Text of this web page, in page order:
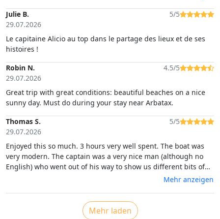
Julie B.
29.07.2026
5/5
Le capitaine Alicio au top dans le partage des lieux et de ses
histoires !
Robin N.
29.07.2026
4.5/5
Great trip with great conditions: beautiful beaches on a nice
sunny day. Must do during your stay near Arbatax.
Thomas S.
29.07.2026
5/5
Enjoyed this so much. 3 hours very well spent. The boat was
very modern. The captain was a very nice man (although no
English) who went out of his way to show us different bits of
the coast. And the scenery just stunning. ThoroughlyMehr anzeigen
Mehr laden